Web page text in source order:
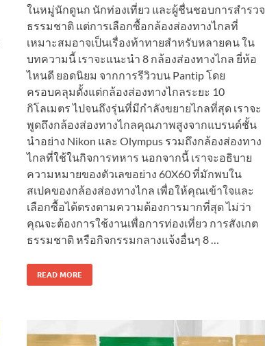
ในหมู่นักดูนก นักท่องเที่ยว และผู้ชื่นชอบการสำรวจ
ธรรมชาติ แต่การเลือกซื้อกล้องส่องทางไกลที่
เหมาะสมอาจเป็นเรื่องท้าทายสำหรับหลายคน ใน
บทความนี้ เราจะแนะนำ 8 กล้องส่องทางไกล ยี่ห้อ
ไหนดี ยอดนิยม จากการรีวิวบน Pantip โดย
ครอบคลุมตั้งแต่กล้องส่องทางไกลระยะ 10
กิโลเมตร ไปจนถึงรุ่นที่มีกำลังขยายไกลที่สุด เราจะ
พูดถึงกล้องส่องทางไกลคุณภาพสูงจากแบรนด์ชั้น
นำอย่าง Nikon และ Olympus รวมถึงกล้องส่องทาง
ไกลที่ใช้ในกิจการทหาร นอกจากนี้ เราจะอธิบาย
ความหมายของตัวเลขอย่าง 60X60 ที่มักพบใน
สเปคของกล้องส่องทางไกล เพื่อให้คุณเข้าใจและ
เลือกซื้อได้ตรงตามความต้องการมากที่สุด ไม่ว่า
คุณจะต้องการใช้งานเพื่อการท่องเที่ยว การสังเกต
ธรรมชาติ หรือกิจกรรมกลางแจ้งอื่นๆ 8 …
READ MORE